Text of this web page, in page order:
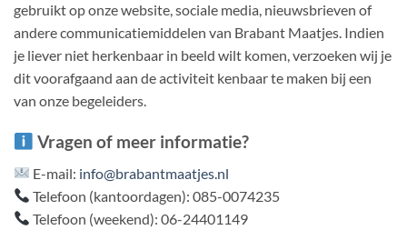
gebruikt op onze website, sociale media, nieuwsbrieven of
andere communicatiemiddelen van Brabant Maatjes. Indien
je liever niet herkenbaar in beeld wilt komen, verzoeken wij je
dit voorafgaand aan de activiteit kenbaar te maken bij een
van onze begeleiders.
Vragen of meer informatie?
E-mail: info@brabantmaatjes.nl
Telefoon (kantoordagen): 085-0074235
Telefoon (weekend): 06-24401149